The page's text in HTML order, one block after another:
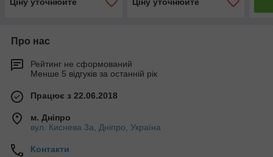
Про нас
Рейтинг не сформований
Менше 5 відгуків за останній рік
Працює з 22.06.2018
м. Дніпро
вул. Киснева 3а, Дніпро, Україна
Контакти